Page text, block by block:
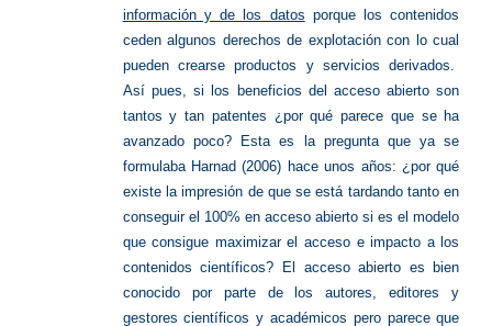
información y de los datos porque los contenidos
ceden algunos derechos de explotación con lo cual
pueden crearse productos y servicios derivados.
Así pues, si los beneficios del acceso abierto son
tantos y tan patentes ¿por qué parece que se ha
avanzado poco? Esta es la pregunta que ya se
formulaba Harnad (2006) hace unos años: ¿por qué
existe la impresión de que se está tardando tanto en
conseguir el 100% en acceso abierto si es el modelo
que consigue maximizar el acceso e impacto a los
contenidos científicos? El acceso abierto es bien
conocido por parte de los autores, editores y
gestores científicos y académicos pero parece que